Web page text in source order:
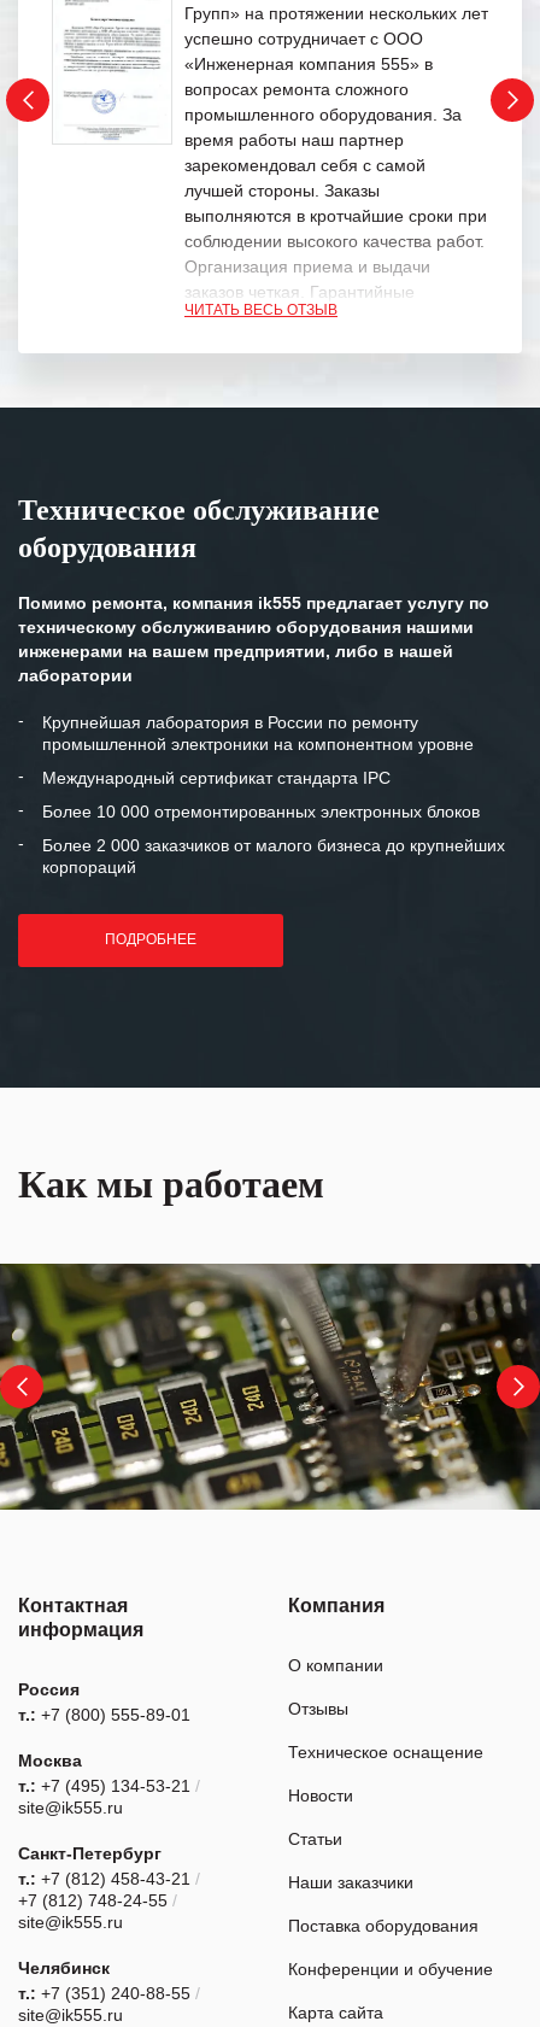
Групп» на протяжении нескольких лет
успешно сотрудничает с ООО
«Инженерная компания 555» в
вопросах ремонта сложного
промышленного оборудования. За
время работы наш партнер
зарекомендовал себя с самой
лучшей стороны. Заказы
выполняются в кротчайшие сроки при
соблюдении высокого качества работ.
Организация приема и выдачи
заказов четкая. Гарантийные
обязательства выполняются в
Особенно хочется отметить высокую
клиентоориентированность
готовность помочь в самых сложных
Мы высоко ценим сложившиеся
и доверительные партнерские
отношения и искренне желаем
«Инженерной компании «555» долгих
лет успеха и процветания.
ЧИТАТЬ ВЕСЬ ОТЗЫВ
Техническое обслуживание
оборудования
Помимо ремонта, компания ik555 предлагает услугу по
техническому обслуживанию оборудования нашими
инженерами на вашем предприятии, либо в нашей
лаборатории
Крупнейшая лаборатория в России по ремонту
промышленной электроники на компонентном уровне
Международный сертификат стандарта IPC
Более 10 000 отремонтированных электронных блоков
Более 2 000 заказчиков от малого бизнеса до крупнейших
корпораций
ПОДРОБНЕЕ
Как мы работаем
Контактная
информация
Россия
т.: +7 (800) 555-89-01
Москва
т.: +7 (495) 134-53-21 /
site@ik555.ru
Санкт-Петербург
т.: +7 (812) 458-43-21 /
+7 (812) 748-24-55 /
site@ik555.ru
Челябинск
т.: +7 (351) 240-88-55 /
site@ik555.ru
Компания
О компании
Отзывы
Техническое оснащение
Новости
Статьи
Наши заказчики
Поставка оборудования
Конференции и обучение
Карта сайта